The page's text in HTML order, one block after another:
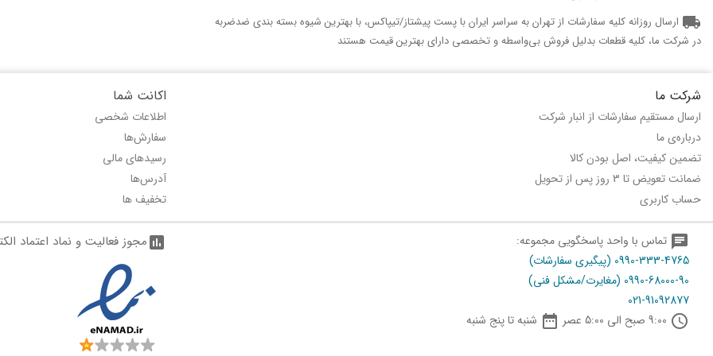
local_shipping ارسال روزانه کلیه سفارشات از تهران به سراسر ایران با پست پیشتاز/تیپاکس، با بهترین شیوه بسته بندی ضدضربه
در شرکت ما، کلیه قطعات بدلیل فروش بی‌واسطه و تخصصی دارای بهترین قیمت هستند
شرکت ما
ارسال مستقیم سفارشات از انبار شرکت
درباره‌ی ما
تضمین کیفیت، اصل بودن کالا
ضمانت تعویض تا 3 روز پس از تحویل
حساب کاربری
اکانت شما
اطلاعات شخصی
سفارش‌ها
رسیدهای مالی
آدرس‌ها
تخفیف ها
chat تماس با واحد پاسخگویی مجموعه:
0990-333-4765 (پیگیری سفارشات)
0990-68000-90 (مغایرت/مشکل فنی)
021-91092877
schedule
 شنبه تا پنج شنبه
assessmentمجوز فعالیت و نماد اعتماد